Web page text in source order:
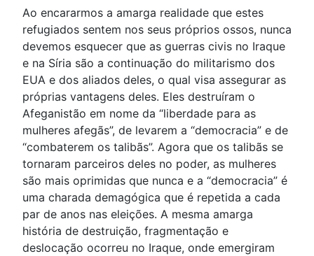
Ao encararmos a amarga realidade que estes
refugiados sentem nos seus próprios ossos, nunca
devemos esquecer que as guerras civis no Iraque
e na Síria são a continuação do militarismo dos
EUA e dos aliados deles, o qual visa assegurar as
próprias vantagens deles. Eles destruíram o
Afeganistão em nome da “liberdade para as
mulheres afegãs”, de levarem a “democracia” e de
“combaterem os talibãs”. Agora que os talibãs se
tornaram parceiros deles no poder, as mulheres
são mais oprimidas que nunca e a “democracia” é
uma charada demagógica que é repetida a cada
par de anos nas eleições. A mesma amarga
história de destruição, fragmentação e
deslocação ocorreu no Iraque, onde emergiram